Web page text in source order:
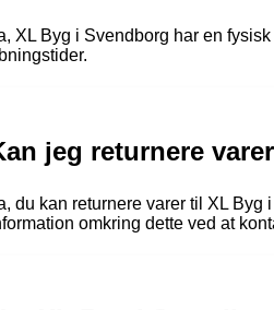
XL Byg i Svendborg har en
jeg returnere
du kan returnere varer til XL
omkring dette ved at